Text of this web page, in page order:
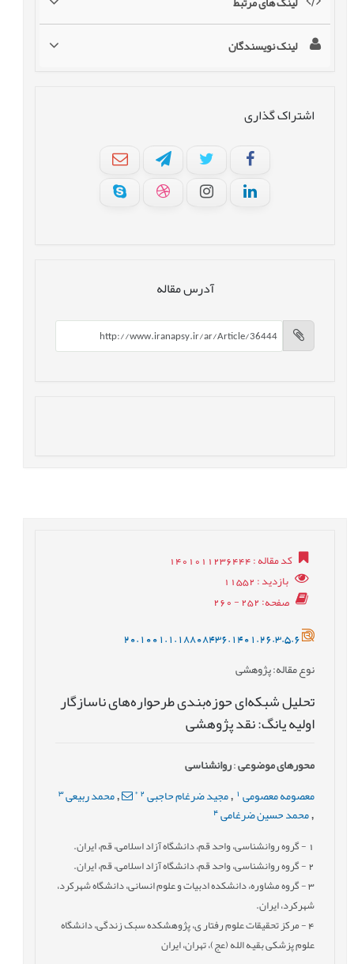
لینک نویسندگان
اشتراک گذاری
آدرس مقاله
کد مقاله: 1401011236444
بازدید: 11552
صفحه: 252 - 260
20.1001.1.18808436.1401.26.3.5.6
نوع مقاله: پژوهشی
تحلیل شبکه‌ای حوزه‌بندی طرحواره‌های ناسازگار
اولیه یانگ: نقد پژوهشی
محورهای موضوعی:روانشناسی
معصومه معصومی , مجید ضرغام حاجبی 2
*
,محمد ربیعی 3
محمد حسین ضرغامی 4
- گروه روانشناسی، واحد قم، دانشگاه آزاد اسلامی، قم، ایران.
2- گروه روانشناسی، واحد قم، دانشگاه آزاد اسلامی، قم، ایران.
3- گروه مشاوره، دانشکده ادبیات و علوم انسانی، دانشگاه شهرکرد،
شهرکرد، ایران.
4- مرکز تحقیقات علوم رفتار ی، پژوهشکده سبک زندگی، دانشگاه
علوم پزشکی بقیه الله (عج)، تهران، ایران